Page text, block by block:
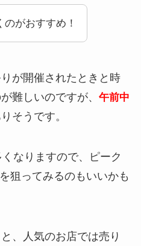
のがおすすめ！
が開催されたときと時
難しいのですが、 午前中
そうです。
なりますので、ピーク
狙ってみるのもいいかも
、人気のお店では売り